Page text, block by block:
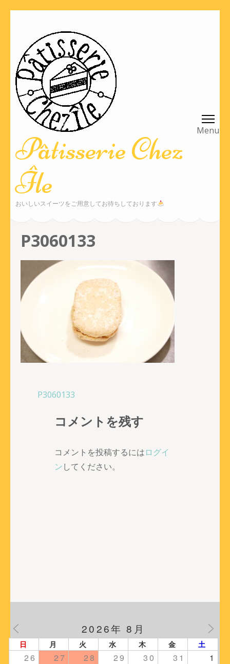
ツ
へ
(Enter
押
す)
Pâtisserie Chez
Île
おいしいスイーツをご用意してお待ちしております
P3060133
投
P3060133
コメントを残す
コメントを投稿するにはログイ
ンしてください。
2026年 8月
日 月 火 水 木 金 土
26 27 28 29 30 31 1